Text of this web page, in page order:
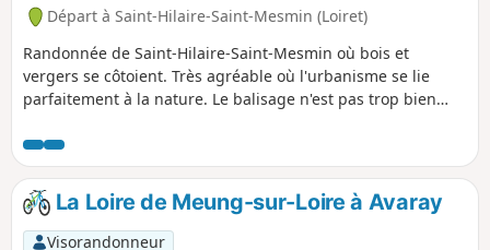
Départ à Saint-Hilaire-Saint-Mesmin (Loiret)
Randonnée de Saint-Hilaire-Saint-Mesmin où bois et
vergers se côtoient. Très agréable où l'urbanisme se lie
parfaitement à la nature. Le balisage n'est pas trop bien
allers et retours pour retrouver la route, ce circuit s'avère
agréable.
La Loire de Meung-sur-Loire à Avaray
Visorandonneur